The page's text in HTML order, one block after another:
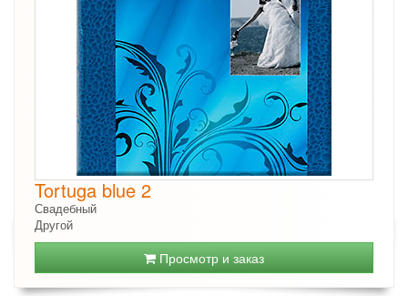
Tortuga blue 2
Свадебный
Другой
Просмотр и заказ